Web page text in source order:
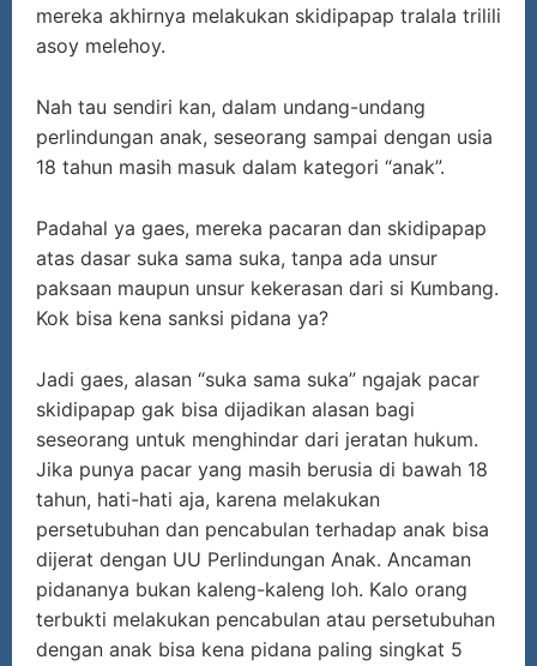
mereka akhirnya melakukan skidipapap tralala trilili
asoy melehoy.
Nah tau sendiri kan, dalam undang-undang
perlindungan anak, seseorang sampai dengan usia
18 tahun masih masuk dalam kategori “anak”.
Padahal ya gaes, mereka pacaran dan skidipapap
atas dasar suka sama suka, tanpa ada unsur
paksaan maupun unsur kekerasan dari si Kumbang.
Kok bisa kena sanksi pidana ya?
Jadi gaes, alasan “suka sama suka” ngajak pacar
skidipapap gak bisa dijadikan alasan bagi
seseorang untuk menghindar dari jeratan hukum.
Jika punya pacar yang masih berusia di bawah 18
tahun, hati-hati aja, karena melakukan
persetubuhan dan pencabulan terhadap anak bisa
dijerat dengan UU Perlindungan Anak. Ancaman
pidananya bukan kaleng-kaleng loh. Kalo orang
terbukti melakukan pencabulan atau persetubuhan
dengan anak bisa kena pidana paling singkat 5